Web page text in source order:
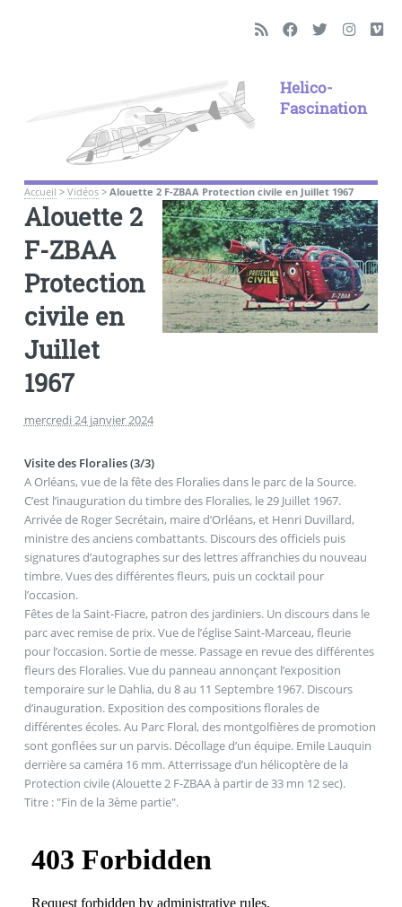
Helico-
Fascination
Accueil > Vidéos> Alouette 2 F-ZBAA Protection civile en Juillet 1967
Alouette 2
F-ZBAA
Protection
civile en
Juillet
1967
mercredi 24 janvier 2024
Visite des Floralies (3/3)
A Orléans, vue de la fête des Floralies dans le parc de la Source.
C’est l’inauguration du timbre des Floralies, le 29 Juillet 1967.
Arrivée de Roger Secrétain, maire d’Orléans, et Henri Duvillard,
ministre des anciens combattants. Discours des officiels puis
signatures d’autographes sur des lettres affranchies du nouveau
timbre. Vues des différentes fleurs, puis un cocktail pour
l’occasion.
Fêtes de la Saint-Fiacre, patron des jardiniers. Un discours dans le
parc avec remise de prix. Vue de l’église Saint-Marceau, fleurie
pour l’occasion. Sortie de messe. Passage en revue des différentes
fleurs des Floralies. Vue du panneau annonçant l’exposition
temporaire sur le Dahlia, du 8 au 11 Septembre 1967. Discours
d’inauguration. Exposition des compositions florales de
différentes écoles. Au Parc Floral, des montgolfières de promotion
sont gonflées sur un parvis. Décollage d’un équipe. Emile Lauquin
derrière sa caméra 16 mm. Atterrissage d’un hélicoptère de la
Protection civile (Alouette 2 F-ZBAA à partir de 33 mn 12 sec).
Titre : "Fin de la 3ème partie".